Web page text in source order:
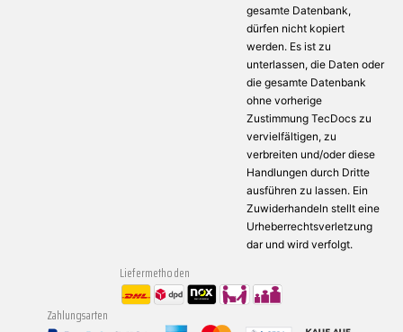
gesamte Datenbank,
dürfen nicht kopiert
werden. Es ist zu
unterlassen, die Daten oder
die gesamte Datenbank
ohne vorherige
Zustimmung TecDocs zu
vervielfältigen, zu
verbreiten und/oder diese
Handlungen durch Dritte
ausführen zu lassen. Ein
Zuwiderhandeln stellt eine
Urheberrechtsverletzung
dar und wird verfolgt.
Liefermethoden
Zahlungsarten